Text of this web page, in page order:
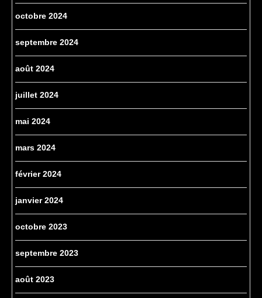
octobre 2024
septembre 2024
août 2024
juillet 2024
mai 2024
mars 2024
février 2024
janvier 2024
octobre 2023
septembre 2023
août 2023